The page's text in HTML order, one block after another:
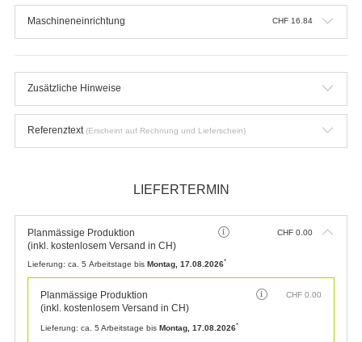
Maschineneinrichtung CHF 16.84
Zusätzliche Hinweise
Referenztext (Erscheint auf Rechnung und Lieferschein)
LIEFERTERMIN
Planmässige Produktion
(inkl. kostenlosem Versand in CH)
CHF 0.00
Lieferung: ca. 5 Arbeitstage bis Montag, 17.08.2026*
Planmässige Produktion
(inkl. kostenlosem Versand in CH)
CHF 0.00
Lieferung: ca. 5 Arbeitstage bis Montag, 17.08.2026*